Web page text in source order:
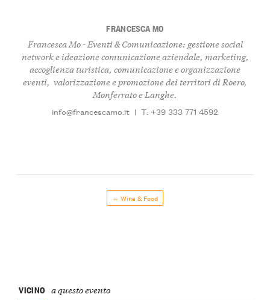
FRANCESCA MO
Francesca Mo - Eventi & Comunicazione: gestione social
network e ideazione comunicazione aziendale, marketing,
accoglienza turistica, comunicazione e organizzazione
eventi, valorizzazione e promozione dei territori di Roero,
Monferrato e Langhe.
info@francescamo.it | T: +39 333 771 4592
← Wine & Food
VICINO a questo evento